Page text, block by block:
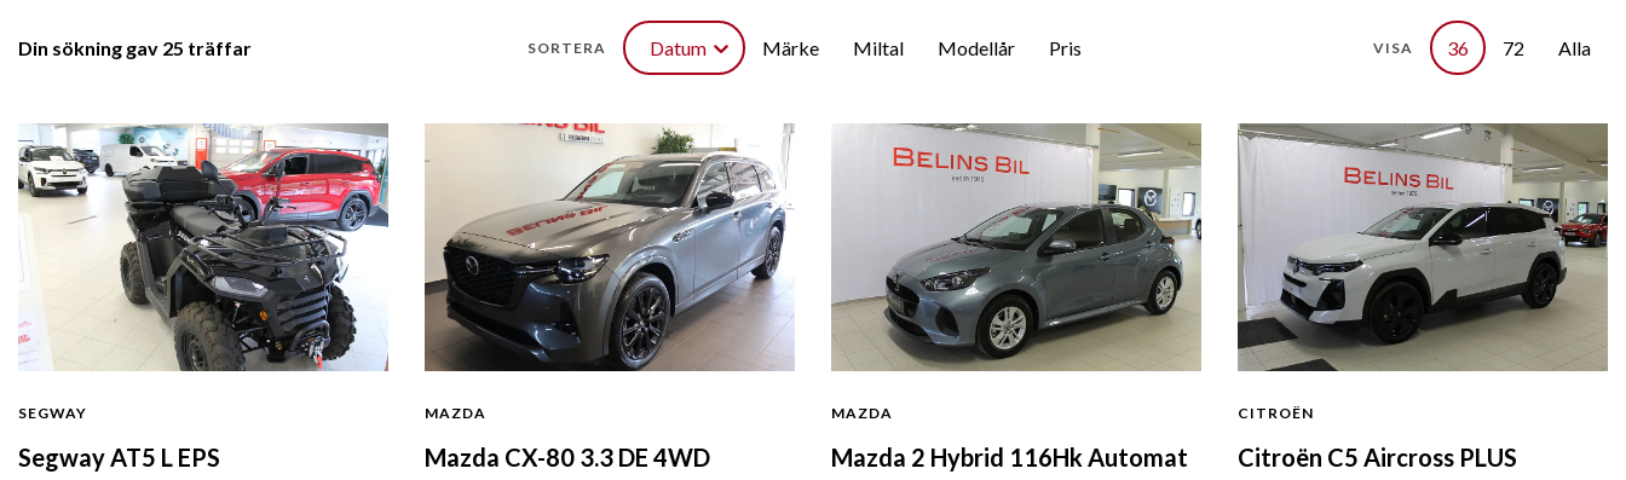
Din sökning gav 25 träffar SORTERA Datum Märke Miltal Modellår Pris VISA 36 72 Alla
SEGWAY
Segway AT5 L EPS
MAZDA
Mazda CX-80 3.3 DE 4WD
MAZDA
Mazda 2 Hybrid 116Hk Automat
CITROËN
Citroën C5 Aircross PLUS